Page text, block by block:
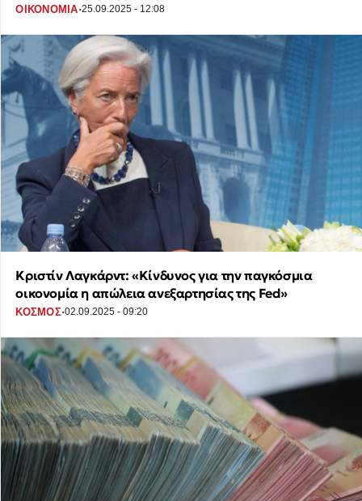
ΟΙΚΟΝΟΜΙΑ·25.09.2025 - 12:08
Kριστίν Λαγκάρντ: «Κίνδυνος για την παγκόσμια
οικονομία η απώλεια ανεξαρτησίας της Fed»
ΚΟΣΜΟΣ·02.09.2025 - 09:20